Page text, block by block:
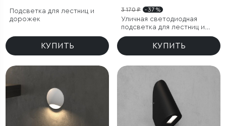
Подсветка для лестниц и
дорожек
КУПИТЬ
3 170 ₽ - 37 %
Уличная светодиодная
подсветка для лестниц и
дорожек
КУПИТЬ